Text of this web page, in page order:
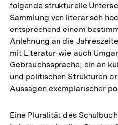
folgende strukturelle
Sammlung von literarisch
entsprechend einem
Anlehnung an die
mit Literatur-wie auch
Gebrauchssprache; ein an
und politischen Strukturen
Aussagen exemplarischer
Eine Pluralität des